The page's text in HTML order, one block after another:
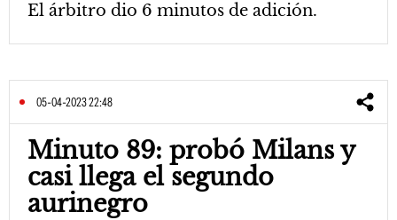
El árbitro dio 6 minutos de adición.
05-04-2023 22:48
Minuto 89: probó Milans y
casi llega el segundo
aurinegro